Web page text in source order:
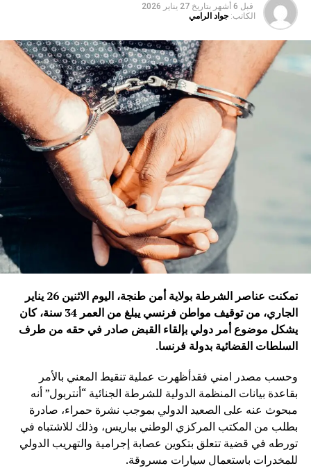
قبل 6 أشهر بتاريخ 27 يناير 2026
الكاتب: جواد الرامي
تمكنت عناصر الشرطة بولاية أمن طنجة، اليوم الاثنين 26 يناير
الجاري، من توقيف مواطن فرنسي يبلغ من العمر 34 سنة، كان
يشكل موضوع أمر دولي بإلقاء القبض صادر في حقه من طرف
السلطات القضائية بدولة فرنسا.
وحسب مصدر امني فقدأظهرت عملية تنقيط المعني بالأمر
بقاعدة بيانات المنظمة الدولية للشرطة الجنائية “أنتربول” أنه
مبحوث عنه على الصعيد الدولي بموجب نشرة حمراء، صادرة
بطلب من المكتب المركزي الوطني بباريس، وذلك للاشتباه في
تورطه في قضية تتعلق بتكوين عصابة إجرامية والتهريب الدولي
للمخدرات باستعمال سيارات مسروقة.